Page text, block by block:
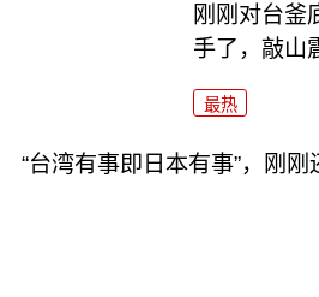
刚刚对台釜
手了，敲山
最热
“台湾有事即日本有事”，刚